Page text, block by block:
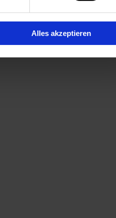
Alles akzeptieren
Betreff mit, welchen Kontaktweg